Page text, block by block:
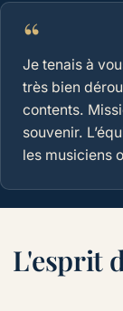
“
Je tenais à
très bien
contents.
souvenir.
les musiciens
L'esprit